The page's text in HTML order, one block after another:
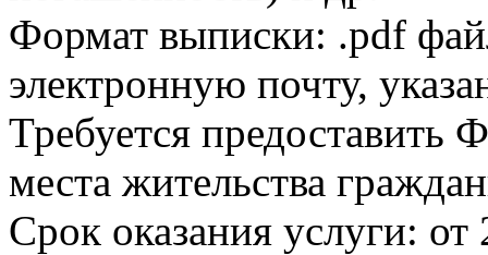
Формат выписки: .pdf
электронную почту,
Требуется
места жительства
Срок оказания услуги: от